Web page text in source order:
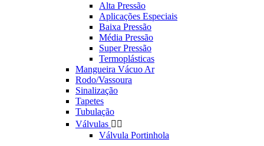
Alta Pressão
Aplicações Especiais
Baixa Pressão
Média Pressão
Super Pressão
Termoplásticas
Mangueira Vácuo Ar
Rodo/Vassoura
Sinalização
Tapetes
Tubulação
Válvulas  
Válvula Portinhola